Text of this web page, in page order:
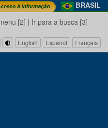
BRASIL
[2] | Ir para a busca [3]
English Español Français